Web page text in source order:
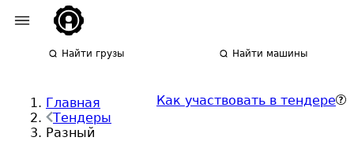
Найти грузы Найти машины
Главная
Тендеры
Разный
Как участвовать в тендере